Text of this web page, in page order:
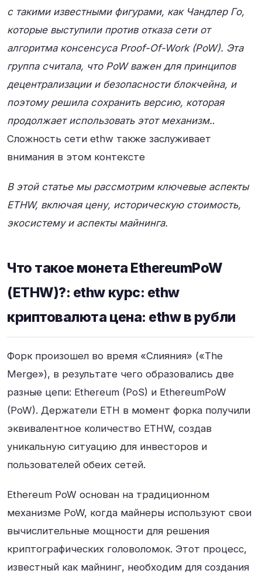
с такими известными фигурами, как Чандлер Го,
которые выступили против отказа сети от
алгоритма консенсуса Proof-Of-Work (PoW). Эта
группа считала, что PoW важен для принципов
децентрализации и безопасности блокчейна, и
поэтому решила сохранить версию, которая
продолжает использовать этот механизм..
Сложность сети ethw также заслуживает
внимания в этом контексте
В этой статье мы рассмотрим ключевые аспекты
ETHW, включая цену, историческую стоимость,
экосистему и аспекты майнинга.
Что такое монета EthereumPoW
(ETHW)?: ethw курс: ethw
криптовалюта цена: ethw в рубли
Форк произошел во время «Слияния» («The
Merge»), в результате чего образовались две
разные цепи: Ethereum (PoS) и EthereumPoW
(PoW). Держатели ETH в момент форка получили
эквивалентное количество ETHW, создав
уникальную ситуацию для инвесторов и
пользователей обеих сетей.
Ethereum PoW основан на традиционном
механизме PoW, когда майнеры используют свои
вычислительные мощности для решения
криптографических головоломок. Этот процесс,
известный как майнинг, необходим для создания